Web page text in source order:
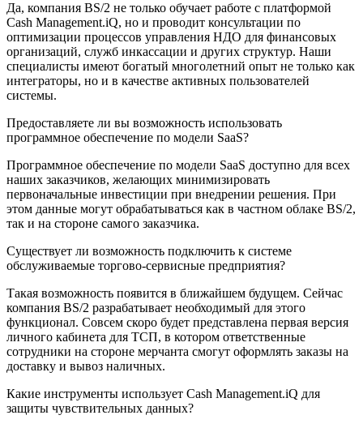
Да, компания BS/2 не только обучает работе с платформой
Cash Management.iQ, но и проводит консультации по
оптимизации процессов управления НДО для финансовых
организаций, служб инкассации и других структур. Наши
специалисты имеют богатый многолетний опыт не только как
интеграторы, но и в качестве активных пользователей
системы.
Предоставляете ли вы возможность использовать
программное обеспечение по модели SaaS?
Программное обеспечение по модели SaaS доступно для всех
наших заказчиков, желающих минимизировать
первоначальные инвестиции при внедрении решения. При
этом данные могут обрабатываться как в частном облаке BS/2,
так и на стороне самого заказчика.
Существует ли возможность подключить к системе
обслуживаемые торгово-сервисные предприятия?
Такая возможность появится в ближайшем будущем. Сейчас
компания BS/2 разрабатывает необходимый для этого
функционал. Совсем скоро будет представлена первая версия
личного кабинета для ТСП, в котором ответственные
сотрудники на стороне мерчанта смогут оформлять заказы на
доставку и вывоз наличных.
Какие инструменты использует Cash Management.iQ для
защиты чувствительных данных?